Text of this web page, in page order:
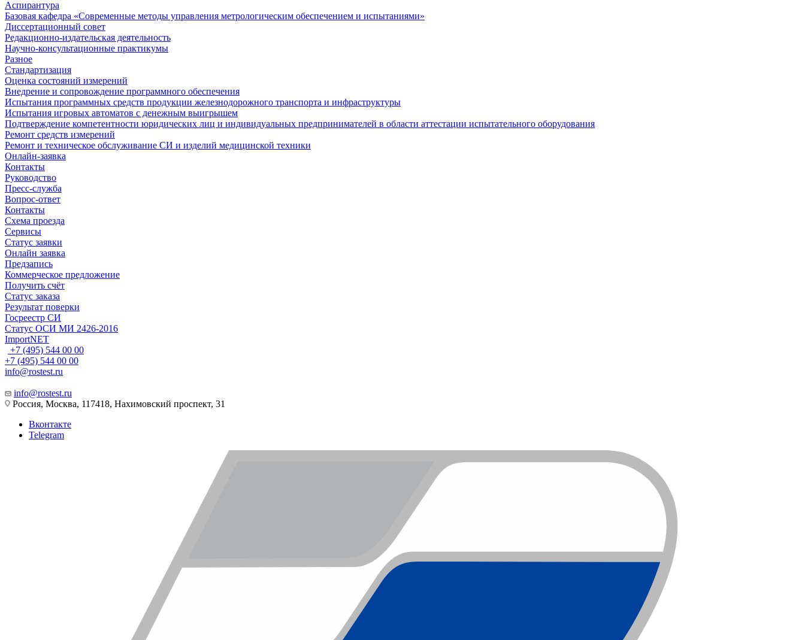
Аспирантура
Базовая кафедра «Современные методы управления метрологическим обеспечением и испытаниями»
Диссертационный совет
Редакционно-издательская деятельность
Научно-консультационные практикумы
Разное
Стандартизация
Оценка состояний измерений
Внедрение и сопровождение программного обеспечения
Испытания программных средств продукции железнодорожного транспорта и инфраструктуры
Испытания игровых автоматов с денежным выигрышем
Подтверждение компетентности юридических лиц и индивидуальных предпринимателей в области аттестации испытательного оборудования
Ремонт средств измерений
Ремонт и техническое обслуживание СИ и изделий медицинской техники
Онлайн-заявка
Контакты
Руководство
Пресс-служба
Вопрос-ответ
Контакты
Схема проезда
Сервисы
Статус заявки
Онлайн заявка
Предзапись
Коммерческое предложение
Получить счёт
Статус заказа
Результат поверки
Госреестр СИ
Статус ОСИ МИ 2426-2016
ImportNET
+7 (495) 544 00 00
+7 (495) 544 00 00
info@rostest.ru
info@rostest.ru
Россия, Москва, 117418, Нахимовский проспект, 31
Вконтакте
Telegram